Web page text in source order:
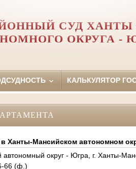
СУД
ОКРУГА -
КАЛЬКУЛЯТОР
Ханты-Мансийском автономном
округ - Югра, г. Ханты-
66 (ф.)